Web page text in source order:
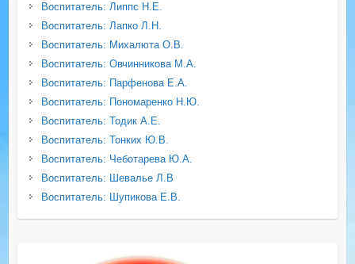
Воспитатель: Липпс Н.Е.
Воспитатель: Лапко Л.Н.
Воспитатель: Михалюта О.В.
Воспитатель: Овчинникова М.А.
Воспитатель: Парфенова Е.А.
Воспитатель: Пономаренко Н.Ю.
Воспитатель: Тодик А.Е.
Воспитатель: Тонких Ю.В.
Воспитатель: Чеботарева Ю.А.
Воспитатель: Шевалье Л.В
Воспитатель: Шупикова Е.В.